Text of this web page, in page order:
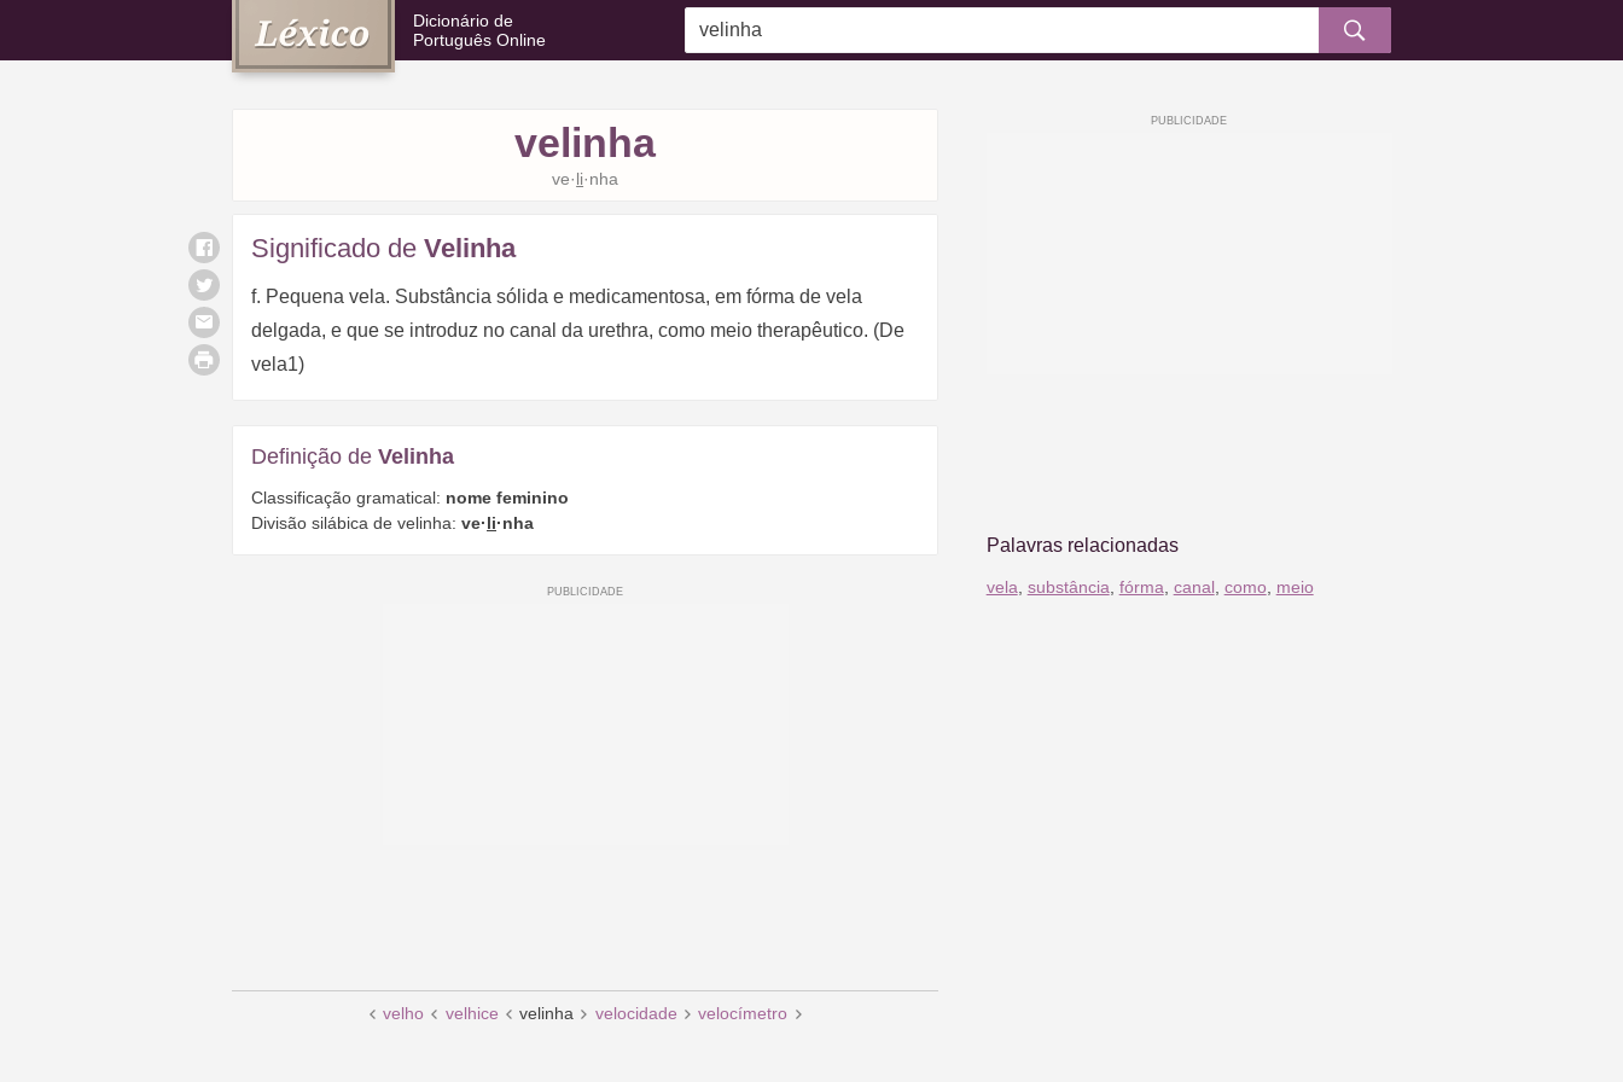
Dicionário de
Português Online
velinha
ve·li·nha
Significado de Velinha
f. Pequena vela. Substância sólida e medicamentosa, em fórma de vela
delgada, e que se introduz no canal da urethra, como meio therapêutico. (De
vela1)
Definição de Velinha
Classificação gramatical: nome feminino
Divisão silábica de velinha: ve·li·nha
velho velhice velinha velocidade velocímetro
Palavras relacionadas
vela substância fórma canal, como, meio